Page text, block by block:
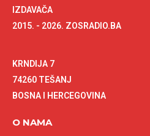
IZDAVAČA
2015. - 2026. ZOSRADIO.BA
KRNDIJA 7
74260 TEŠANJ
BOSNA I HERCEGOVINA
O NAMA